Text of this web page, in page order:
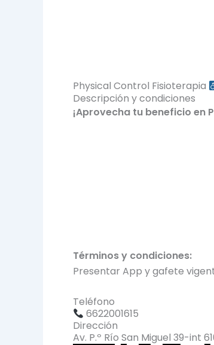
Physical Control Fisioterapia
Descripción y condiciones
¡Aprovecha tu beneficio en
Términos y condiciones:
Presentar App y gafete
Teléfono
6622001615
Dirección
Av. P.º Río San Miguel 39-int